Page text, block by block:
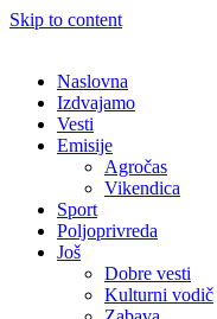
Skip to content
Naslovna
Izdvajamo
Vesti
Emisije
Agročas
Vikendica
Sport
Poljoprivreda
Još
Dobre vesti
Kulturni vodič